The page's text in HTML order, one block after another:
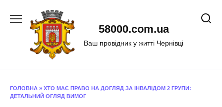
58000.com.ua
Ваш провідник у житті Чернівці
ГОЛОВНА » ХТО МАЄ ПРАВО НА ДОГЛЯД ЗА ІНВАЛІДОМ 2 ГРУПИ:
ДЕТАЛЬНИЙ ОГЛЯД ВИМОГ